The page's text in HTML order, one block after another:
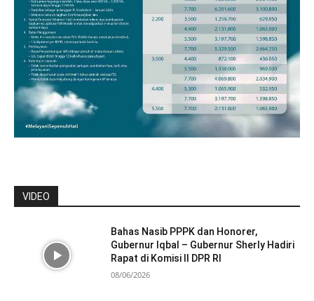
VIDEO
Bahas Nasib PPPK dan Honorer,
Gubernur Iqbal – Gubernur Sherly Hadiri
Rapat di Komisi II DPR RI
08/06/2026